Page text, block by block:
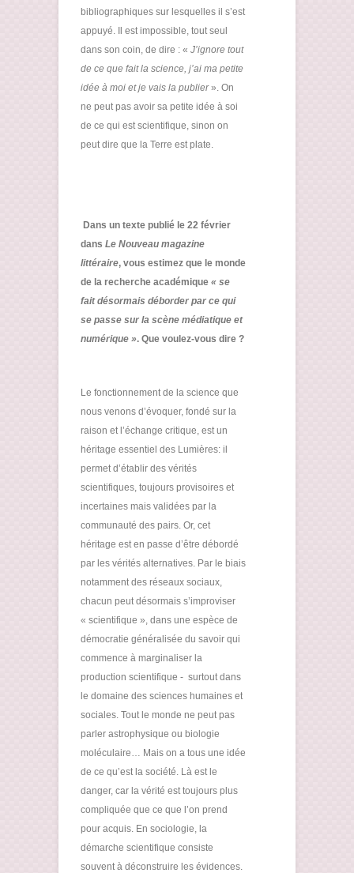
bibliographiques sur lesquelles il s’est
appuyé. Il est impossible, tout seul
dans son coin, de dire : « J’ignore tout
de ce que fait la science, j’ai ma petite
idée à moi et je vais la publier». On
ne peut pas avoir sa petite idée à soi
de ce qui est scientifique, sinon on
peut dire que la Terre est plate.
Dans un texte publié le 22 février
dans Le Nouveau magazine
littéraire, vous estimez que le monde
de la recherche académique « se
fait désormais déborder par ce qui
se passe sur la scène médiatique et
numérique ». Que voulez-vous dire ?
Le fonctionnement de la science que
nous venons d’évoquer, fondé sur la
raison et l’échange critique, est un
héritage essentiel des Lumières: il
permet d’établir des vérités
scientifiques, toujours provisoires et
incertaines mais validées par la
communauté des pairs. Or, cet
héritage est en passe d’être débordé
par les vérités alternatives. Par le biais
notamment des réseaux sociaux,
chacun peut désormais s’improviser
« scientifique », dans une espèce de
démocratie généralisée du savoir qui
commence à marginaliser la
production scientifique - surtout dans
le domaine des sciences humaines et
sociales. Tout le monde ne peut pas
parler astrophysique ou biologie
moléculaire… Mais on a tous une idée
de ce qu’est la société. Là est le
danger, car la vérité est toujours plus
compliquée que ce que l’on prend
pour acquis. En sociologie, la
démarche scientifique consiste
souvent à déconstruire les évidences.